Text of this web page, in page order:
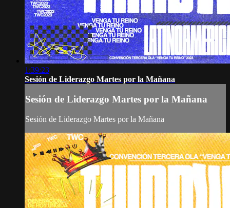
1:39:23
Sesión de Liderazgo Martes por la Mañana
Sesión de Liderazgo Martes por la Mañana
Sesión de Liderazgo Martes por la Mañana